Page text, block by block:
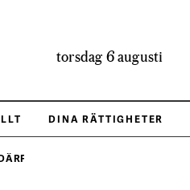
torsdag 6 augusti
DINA RÄTTIGHETER
BRYR SIG HRF OM VALET